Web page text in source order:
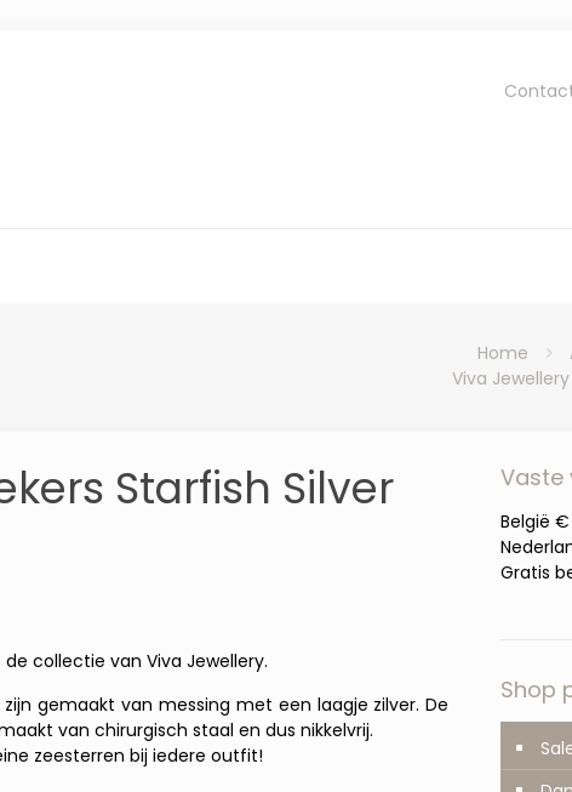
Home
Viva Jewellery
Starfish Silver
collectie van Viva Jewellery.
zijn gemaakt van messing met een laagje zilver. De
van chirurgisch staal en dus nikkelvrij.
zeesterren bij iedere outfit!
Vaste
België €
Gratis
Shop